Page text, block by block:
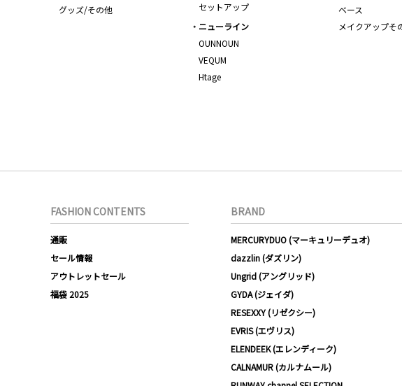
グッズ/その他
ベース
メイクアップそ
セットアップ
ニューライン
OUNNOUN
VEQUM
Htage
FASHION CONTENTS
通販
セール情報
アウトレットセール
福袋 2025
BRAND
MERCURYDUO (マーキュリーデュオ)
dazzlin (ダズリン)
Ungrid (アングリッド)
GYDA (ジェイダ)
RESEXXY (リゼクシー)
EVRIS (エヴリス)
ELENDEEK (エレンディーク)
CALNAMUR (カルナムール)